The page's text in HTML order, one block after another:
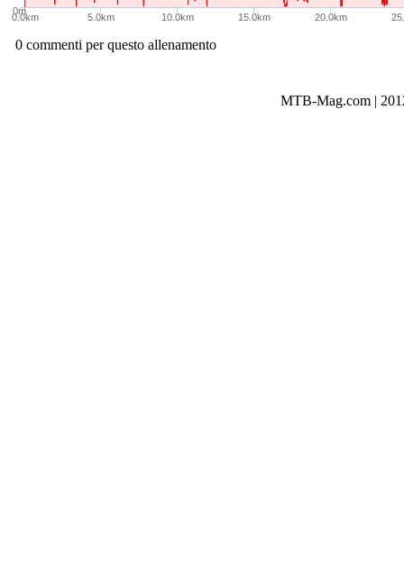
0.0km 5.0km 10.0km 15.0km 20.0km
0m
0 commenti per questo allenamento
MTB-Mag.com |